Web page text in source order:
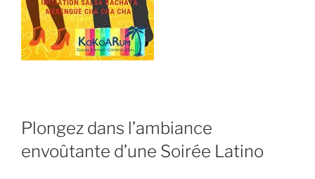
Plongez dans l’ambiance
envoûtante d’une Soirée Latino